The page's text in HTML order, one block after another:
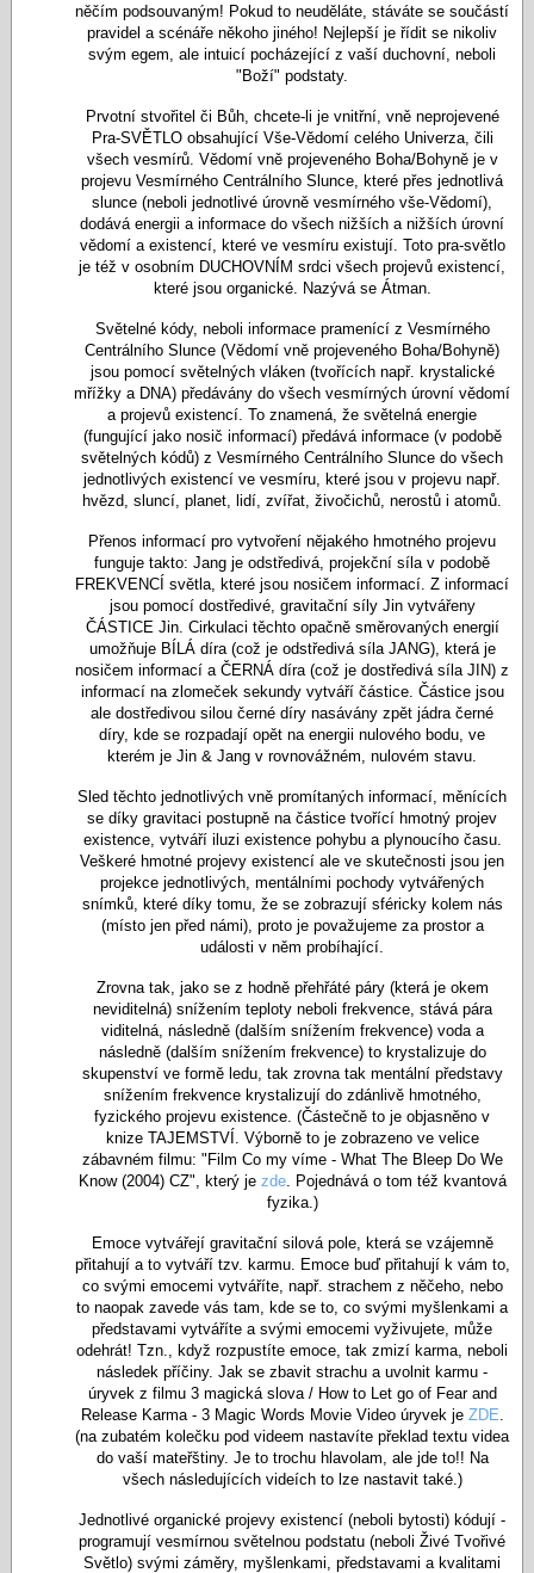
něčím podsouvaným! Pokud to neuděláte, stáváte se součástí
pravidel a scénáře někoho jiného! Nejlepší je řídit se nikoliv
svým egem, ale intuicí pocházející z vaší duchovní, neboli
"Boží" podstaty.
Prvotní stvořitel či Bůh, chcete-li je vnitřní, vně neprojevené
Pra-SVĚTLO obsahující Vše-Vědomí celého Univerza, čili
všech vesmírů. Vědomí vně projeveného Boha/Bohyně je v
projevu Vesmírného Centrálního Slunce, které přes jednotlivá
slunce (neboli jednotlivé úrovně vesmírného vše-Vědomí),
dodává energii a informace do všech nižších a nižších úrovní
vědomí a existencí, které ve vesmíru existují. Toto pra-světlo
je též v osobním DUCHOVNÍM srdci všech projevů existencí,
které jsou organické. Nazývá se Átman.
Světelné kódy, neboli informace pramenící z Vesmírného
Centrálního Slunce (Vědomí vně projeveného Boha/Bohyně)
jsou pomocí světelných vláken (tvořících např. krystalické
mřížky a DNA) předávány do všech vesmírných úrovní vědomí
a projevů existencí. To znamená, že světelná energie
(fungující jako nosič informací) předává informace (v podobě
světelných kódů) z Vesmírného Centrálního Slunce do všech
jednotlivých existencí ve vesmíru, které jsou v projevu např.
hvězd, sluncí, planet, lidí, zvířat, živočichů, nerostů i atomů.
Přenos informací pro vytvoření nějakého hmotného projevu
funguje takto: Jang je odstředivá, projekční síla v podobě
FREKVENCÍ světla, které jsou nosičem informací. Z informací
jsou pomocí dostředivé, gravitační síly Jin vytvářeny
ČÁSTICE Jin. Cirkulaci těchto opačně směrovaných energií
umožňuje BÍLÁ díra (což je odstředivá síla JANG), která je
nosičem informací a ČERNÁ díra (což je dostředivá síla JIN) z
informací na zlomeček sekundy vytváří částice. Částice jsou
ale dostředivou silou černé díry nasávány zpět jádra černé
díry, kde se rozpadají opět na energii nulového bodu, ve
kterém je Jin & Jang v rovnovážném, nulovém stavu.
Sled těchto jednotlivých vně promítaných informací, měnících
se díky gravitaci postupně na částice tvořící hmotný projev
existence, vytváří iluzi existence pohybu a plynoucího času.
Veškeré hmotné projevy existencí ale ve skutečnosti jsou jen
projekce jednotlivých, mentálními pochody vytvářených
snímků, které díky tomu, že se zobrazují sféricky kolem nás
(místo jen před námi), proto je považujeme za prostor a
události v něm probíhající.
Zrovna tak, jako se z hodně přehřáté páry (která je okem
neviditelná) snížením teploty neboli frekvence, stává pára
viditelná, následně (dalším snížením frekvence) voda a
následně (dalším snížením frekvence) to krystalizuje do
skupenství ve formě ledu, tak zrovna tak mentální představy
snížením frekvence krystalizují do zdánlivě hmotného,
fyzického projevu existence. (Částečně to je objasněno v
knize TAJEMSTVÍ. Výborně to je zobrazeno ve velice
zábavném filmu: "Film Co my víme - What The Bleep Do We
Know (2004) CZ", který je zde. Pojednává o tom též kvantová
fyzika.)
Emoce vytvářejí gravitační silová pole, která se vzájemně
přitahují a to vytváří tzv. karmu. Emoce buď přitahují k vám to,
co svými emocemi vytváříte, např. strachem z něčeho, nebo
to naopak zavede vás tam, kde se to, co svými myšlenkami a
představami vytváříte a svými emocemi vyživujete, může
odehrát! Tzn., když rozpustíte emoce, tak zmizí karma, neboli
následek příčiny. Jak se zbavit strachu a uvolnit karmu -
úryvek z filmu 3 magická slova / How to Let go of Fear and
Release Karma - 3 Magic Words Movie Video úryvek je ZDE.
(na zubatém kolečku pod videem nastavíte překlad textu videa
do vaší mateřštiny. Je to trochu hlavolam, ale jde to!! Na
všech následujících videích to lze nastavit také.)
Jednotlivé organické projevy existencí (neboli bytosti) kódují -
programují vesmírnou světelnou podstatu (neboli Živé Tvořivé
Světlo) svými záměry, myšlenkami, představami a kvalitami